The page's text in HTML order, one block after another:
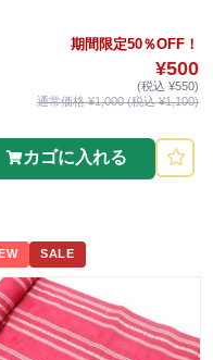
期間限定50％OFF！
¥500
(税込 ¥550)
通常価格 ¥1,000 (税込 ¥1,100)
カゴに入れる
SALE